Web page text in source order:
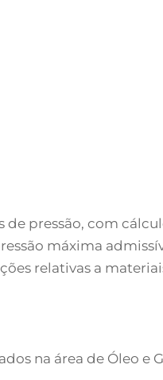
pressão, com
máxima
relativas a
na área de Óleo e